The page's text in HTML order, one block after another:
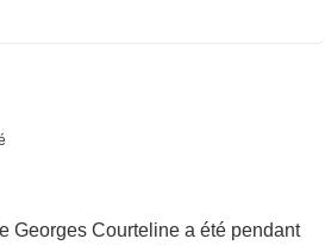
Georges Courteline a été pendant